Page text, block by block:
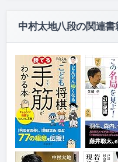
中村太地八段の関連書